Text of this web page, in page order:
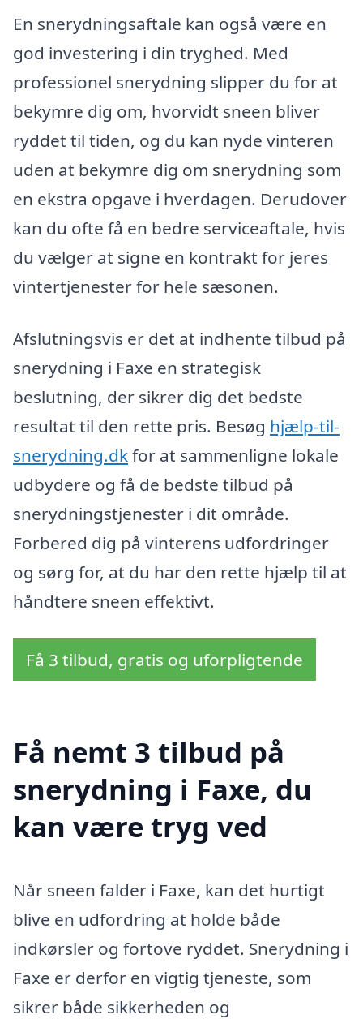
En snerydningsaftale kan også være en
god investering i din tryghed. Med
professionel snerydning slipper du for at
bekymre dig om, hvorvidt sneen bliver
ryddet til tiden, og du kan nyde vinteren
uden at bekymre dig om snerydning som
en ekstra opgave i hverdagen. Derudover
kan du ofte få en bedre serviceaftale, hvis
du vælger at signe en kontrakt for jeres
vintertjenester for hele sæsonen.
Afslutningsvis er det at indhente tilbud på
snerydning i Faxe en strategisk
beslutning, der sikrer dig det bedste
resultat til den rette pris. Besøg hjælp-til-
snerydning.dkfor at sammenligne lokale
udbydere og få de bedste tilbud på
snerydningstjenester i dit område.
Forbered dig på vinterens udfordringer
og sørg for, at du har den rette hjælp til at
håndtere sneen effektivt.
Få 3 tilbud, gratis og uforpligtende
Få nemt 3 tilbud på
snerydning i Faxe, du
kan være tryg ved
Når sneen falder i Faxe, kan det hurtigt
blive en udfordring at holde både
indkørsler og fortove ryddet. Snerydning i
Faxe er derfor en vigtig tjeneste, som
sikrer både sikkerheden og